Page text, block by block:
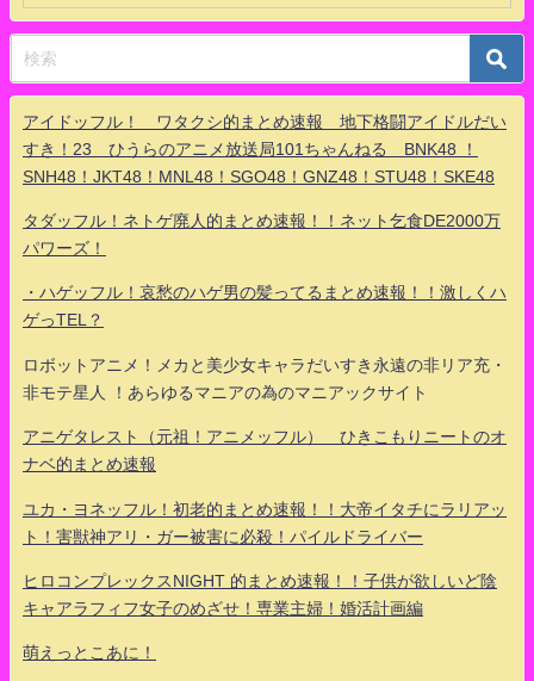
アイドッフル！ ワタクシ的まとめ速報 地下格闘アイドルだい
すき！23 ひうらのアニメ放送局101ちゃんねる BNK48 ！
SNH48！JKT48！MNL48！SGO48！GNZ48！STU48！SKE48
タダッフル！ネトゲ廃人的まとめ速報！！ネット乞食DE2000万
パワーズ！
・ハゲッフル！哀愁のハゲ男の髪ってるまとめ速報！！激しくハ
ゲっTEL？
ロボットアニメ！メカと美少女キャラだいすき永遠の非リア充・
非モテ星人 ！あらゆるマニアの為のマニアックサイト
アニゲタレスト（元祖！アニメッフル） ひきこもりニートのオ
ナベ的まとめ速報
ユカ・ヨネッフル！初老的まとめ速報！！大帝イタチにラリアッ
ト！害獣神アリ・ガー被害に必殺！パイルドライバー
ヒロコンプレックスNIGHT 的まとめ速報！！子供が欲しいど陰
キャアラフィフ女子のめざせ！専業主婦！婚活計画編
萌えっとこあに！